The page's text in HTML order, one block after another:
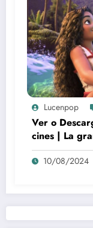
Lucenpop
Ver o
cines | La
culto
10/08/2024